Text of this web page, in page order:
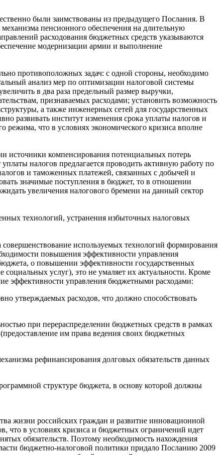
были заимствованы из предыдущего Послания. В
пенсионного обеспечения на длительную
расходования бюджетных средств указываются
модернизации армии и выполнение
противоположных задач: с одной стороны, необходимо
анализ мер по оптимизации налоговой системы
в два раза предельный размер выручки,
признаваемых расходами; установить возможность
а также инженерных сетей для государственных
развивать институт изменения срока уплаты налогов и
режима, что в условиях экономического кризиса вполне
источники компенсирования потенциальных потерь
налогов предлагается проводить активную работу по
и таможенных платежей, связанных с добычей и
значимые поступления в бюджет, то в отношении
увеличения налогового бремени на данный сектор
технологий, устранения избыточных налоговых
используемых технологий формирования
повышения эффективности управления
о повышении эффективности государственных
социальных услуг), это не умаляет их актуальности. Кроме
эффективности управления бюджетными расходами:
утверждаемых расходов, что должно способствовать
при перераспределении бюджетных средств в рамках
им права ведения своих бюджетных
рефинансирования долговых обязательств данных
структуре бюджета, в основу которой должны
жизни российских граждан и развитие инновационной
что в условиях кризиса и бюджетных ограничений идет
обязательств. Поэтому необходимость нахождения
бюджетно-налоговой политики придало Посланию 2009